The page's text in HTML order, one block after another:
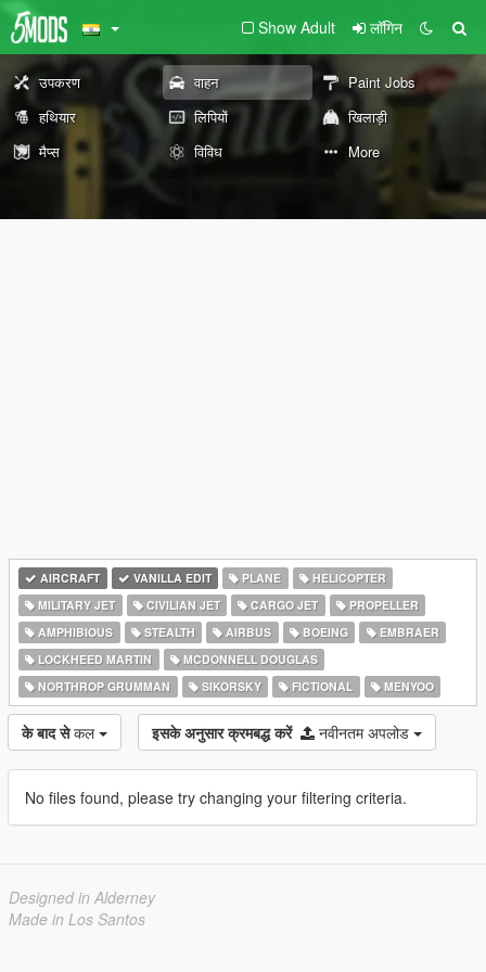
Show Adult लॉगिन
उपकरण वाहन
Paint Jobs
हथियार
लिपियों
खिलाड़ी
मैप्स
विविध More
AIRCRAFT VANILLA EDIT PLANE
HELICOPTER
MILITARY JET
CIVILIAN JET CARGO JET
PROPELLER
AMPHIBIOUS
STEALTH AIRBUS BOEING
EMBRAER
LOCKHEED MARTIN
MCDONNELL DOUGLAS
NORTHROP GRUMMAN
SIKORSKY FICTIONAL MENYOO
के बाद से कल इसके अनुसार क्रमबद्ध करें नवीनतम अपलोड
No files found, please try changing your filtering criteria.
Designed in Alderney
Made in Los Santos